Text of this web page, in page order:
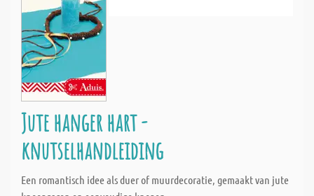
Jute hanger hart -
knutselhandleiding
Een romantisch idee als duer of muurdecoratie, gemaakt van jute